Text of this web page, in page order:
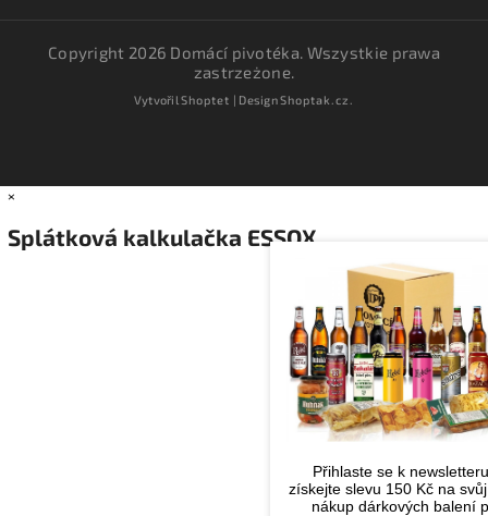
Copyright 2026 Domácí pivotéka. Wszystkie prawa
zastrzeżone.
VytvořilShoptet | DesignShoptak.cz.
×
Splátková kalkulačka ESSOX
Přihlaste se k
získejte slevu 150 Kč na
nákup dárkových balení